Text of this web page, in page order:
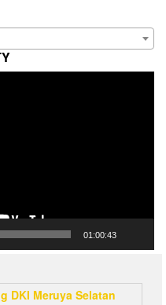
01:00:43
DKI Meruya Selatan